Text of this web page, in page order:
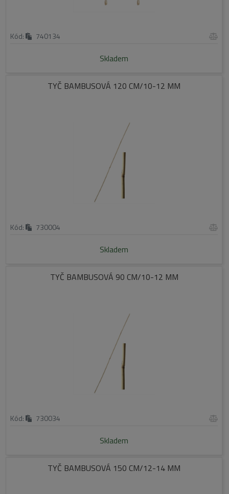
Kód: 740134
Skladem
TYČ BAMBUSOVÁ 120 CM/10-12 MM
Kód: 730004
Skladem
TYČ BAMBUSOVÁ 90 CM/10-12 MM
Kód: 730034
Skladem
TYČ BAMBUSOVÁ 150 CM/12-14 MM